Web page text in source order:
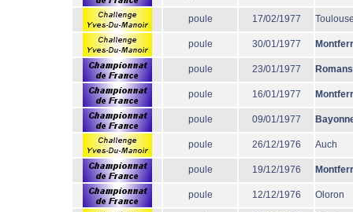
poule 17/02/1977
poule 30/01/1977
poule 23/01/1977 Romans
poule 16/01/1977
poule 09/01/1977
poule 26/12/1976 Auch
poule 19/12/1976
poule 12/12/1976 Oloron